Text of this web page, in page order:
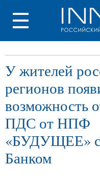
У жителей
регионов
возможность
ПДС от НПФ
«БУДУЩЕЕ»
Банком